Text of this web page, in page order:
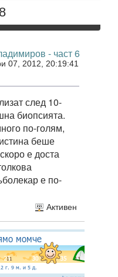
- част 6
07, 2012, 20:19:41
след 10-
биопсията.
по-голям,
беше
е доста
е по-
Активен